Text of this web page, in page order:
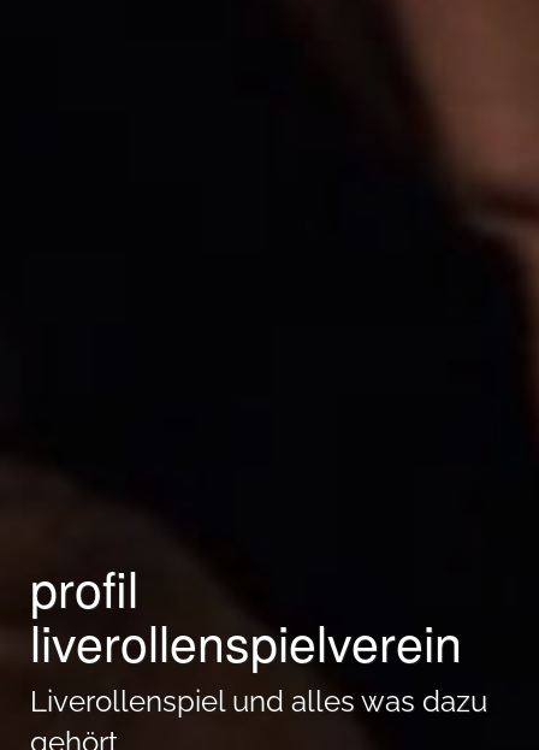
profil
liverollenspielverein
Liverollenspiel und alles was dazu
gehört